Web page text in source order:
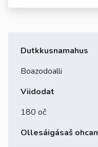
Dutkkusnamahus
Boazodoalli
Viidodat
180 oč
Ollesáigásaš ohcan